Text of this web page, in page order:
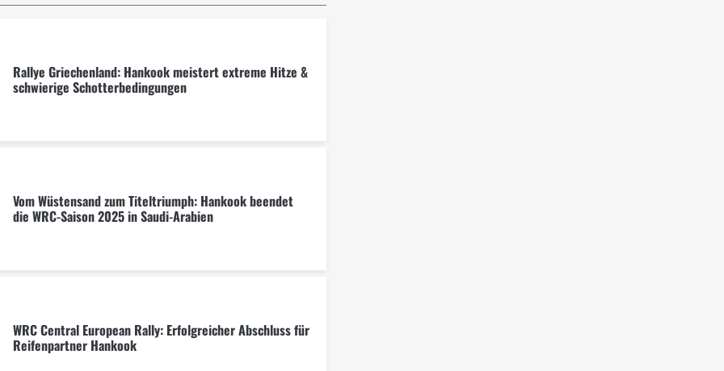
Rallye Griechenland: Hankook meistert extreme Hitze &
schwierige Schotterbedingungen
Vom Wüstensand zum Titeltriumph: Hankook beendet
die WRC-Saison 2025 in Saudi-Arabien
WRC Central European Rally: Erfolgreicher Abschluss für
Reifenpartner Hankook